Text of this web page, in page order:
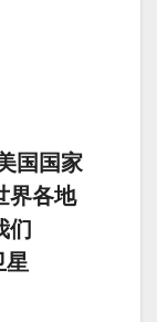
国国家
界各地
们
星